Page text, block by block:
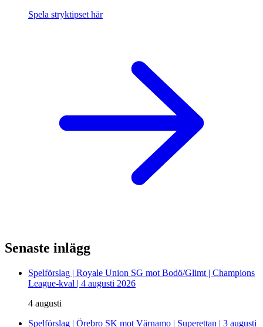
Spela stryktipset här
Senaste inlägg
Spelförslag | Royale Union SG mot Bodö/Glimt | Champions
League-kval | 4 augusti 2026
4 augusti
Spelförslag | Örebro SK mot Värnamo | Superettan | 3 augusti